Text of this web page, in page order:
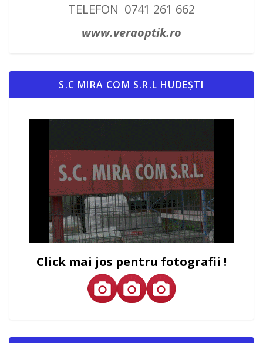
TELEFON 0741 261 662
www.veraoptik.ro
S.C MIRA COM S.R.L HUDEȘTI
Click mai jos pentru fotografii !